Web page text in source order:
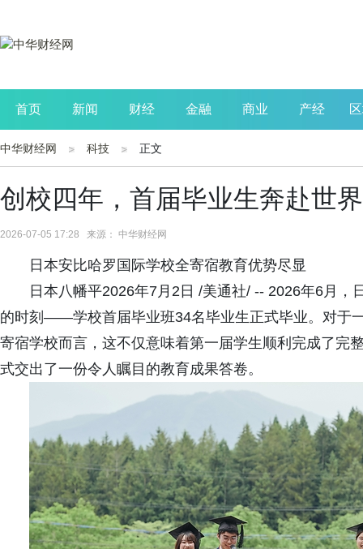
首页 新闻 财经 金融 商业 产经
公司 生活 读书
中华财经网 科技 正文
创校四年，首届毕业生奔赴世
2026-07-05 17:28 来源： 中华财经网
日本安比哈罗国际学校全寄宿教育优势尽显
日本八幡平2026年7月2日 /美通社/ -- 2026年6月
的时刻——学校首届毕业班34名毕业生正式毕业。对于
寄宿学校而言，这不仅意味着第一届学生顺利完成了完
式交出了一份令人瞩目的教育成果答卷。